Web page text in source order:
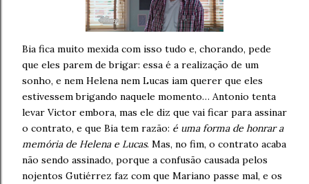
Bia fica muito mexida com isso tudo e, chorando, pede
que eles parem de brigar: essa é a realização de um
sonho, e nem Helena nem Lucas iam querer que eles
estivessem brigando naquele momento… Antonio tenta
levar Victor embora, mas ele diz que vai ficar para assinar
o contrato, e que Bia tem razão: é uma forma de honrar a
memória de Helena e Lucas. Mas, no fim, o contrato acaba
não sendo assinado, porque a confusão causada pelos
nojentos Gutiérrez faz com que Mariano passe mal, e os